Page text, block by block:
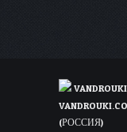
(РОССИЯ)